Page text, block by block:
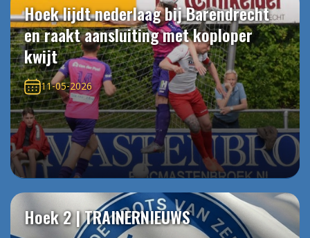
Hoek lijdt nederlaag bij Barendrecht
en raakt aansluiting met koploper
kwijt
11-05-2026
Hoek 2 | TRAINERNIEUWS